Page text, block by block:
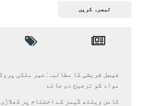
فیصل قریشی کا مطالبہ: غیر ملکی
مواد کو ترجیح دی جائے
کامن ویلتھ گیمز کے اختتام پر کھلاڑی